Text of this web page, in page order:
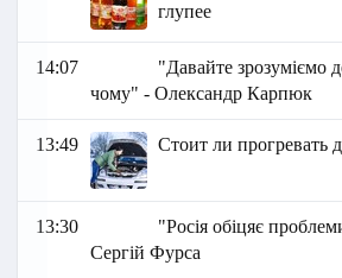
глупее
14:07
"Давайте зрозуміємо
чому" - Олександр Карпюк
13:49 Стоит ли прогревать
13:30
"Росія обіцяє
Сергій Фурса